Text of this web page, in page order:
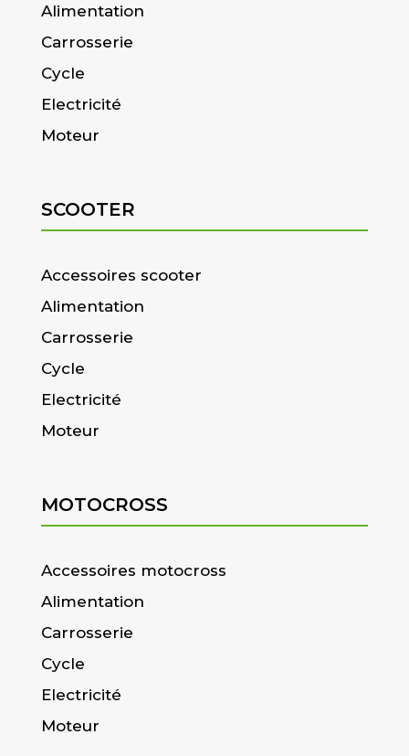
Alimentation
Carrosserie
Cycle
Electricité
Moteur
SCOOTER
Accessoires scooter
Alimentation
Carrosserie
Cycle
Electricité
Moteur
MOTOCROSS
Accessoires motocross
Alimentation
Carrosserie
Cycle
Electricité
Moteur